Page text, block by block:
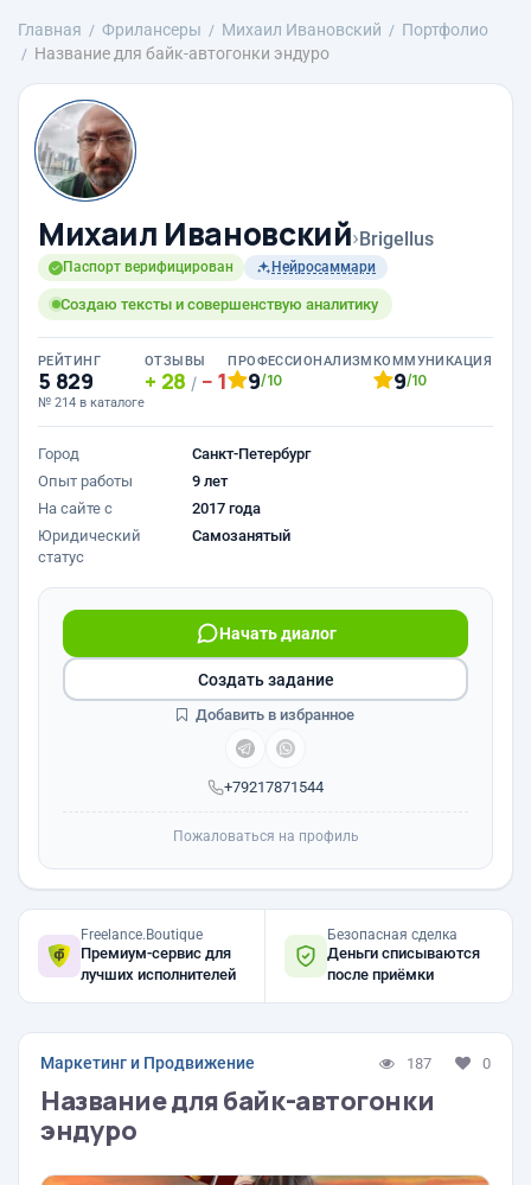
Главная Фрилансеры Михаил Ивановский
Портфолио
Название для байк-автогонки эндуро
Михаил Ивановский›Brigellus
Паспорт верифицирован Нейросаммари
Создаю тексты и совершенствую аналитику
РЕЙТИНГ
5 829
№ 214 в каталоге
ОТЗЫВЫ
28 / 1
ПРОФЕССИОНАЛИЗМ
9/10
КОММУНИКАЦИЯ
9/10
Город
Санкт-Петербург
Опыт работы
9 лет
На сайте с
2017 года
Юридический
статус
Самозанятый
+79217871544
Начать диалог
Создать задание
Добавить в избранное
Пожаловаться на профиль
Freelance.Boutique
Премиум-сервис для
лучших исполнителей
Безопасная сделка
Деньги списываются
после приёмки
Маркетинг и Продвижение 187 0
Название для байк-автогонки
эндуро